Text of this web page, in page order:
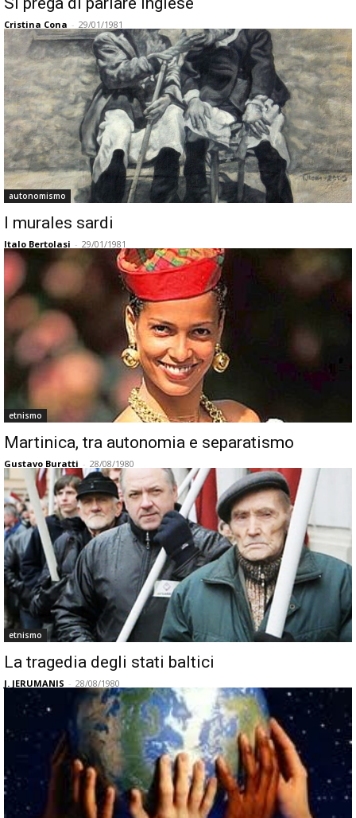
Cristina Cona - 29/01/1981
autonomismo
I murales sardi
Italo Bertolasi - 29/01/1981
etnismo
Martinica, tra autonomia e separatismo
Gustavo Buratti - 28/08/1980
etnismo
La tragedia degli stati baltici
J. JERUMANIS - 28/08/1980